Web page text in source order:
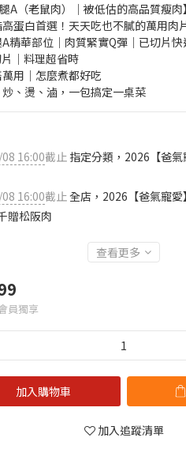
A（老鼠肉）｜被低估的高品質瘦肉】
低脂高蛋白首選！天天吃也不膩的萬用肉
後腿A精華部位｜肉質緊實Q彈｜已切片
｜料理超省時
百搭萬用｜怎麼煮都好吃
煎、炒、燙、滷，一包搞定一桌菜
16:00截止 指定分類，2026【爸
16:00截止全店，2026【爸氣寵
贈松阪肉
查看更多
員獨享
加入購物車
加入追蹤清單